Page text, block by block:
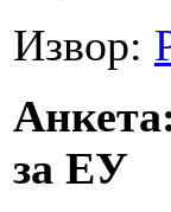
Извор:
за ЕУ